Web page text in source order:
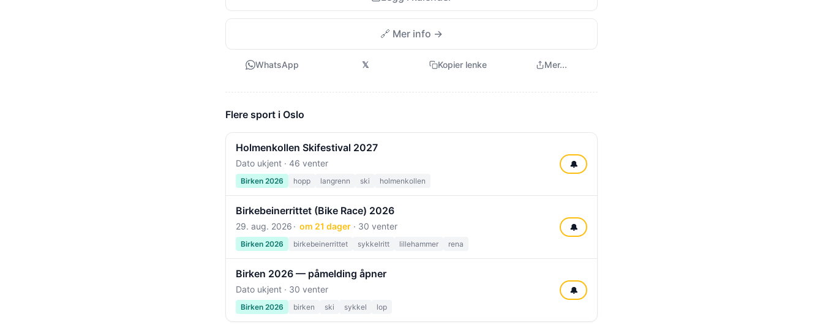
🔗 Mer info →
WhatsApp 𝕏 Kopier lenke Mer...
Flere sport i Oslo
Holmenkollen Skifestival 2027
Dato ukjent · 46 venter
Birken 2026 hopp langrenn ski holmenkollen
🔔
Birkebeinerrittet (Bike Race) 2026
29. aug. 2026 om 21 dager· 30 venter
Birken 2026 birkebeinerrittet sykkelritt lillehammer rena
🔔
Birken 2026 — påmelding åpner
Dato ukjent · 30 venter
Birken 2026 birken ski sykkel lop
🔔